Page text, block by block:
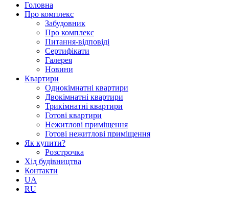
Головна
Про комплекс
Забудовник
Про комплекс
Питання-відповіді
Сертифікати
Галерея
Новини
Квартири
Однокімнатні квартири
Двокімнатні квартири
Трикімнатні квартири
Готові квартири
Нежитлові приміщення
Готові нежитлові приміщення
Як купити?
Розстрочка
Хід будівництва
Контакти
UA
RU